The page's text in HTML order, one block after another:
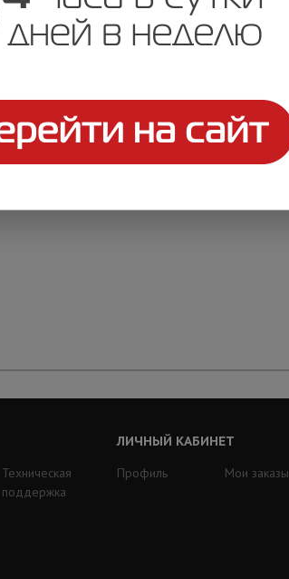
Техническая
поддержка
ЛИЧНЫЙ КАБИНЕТ
Профиль
Мои заказы